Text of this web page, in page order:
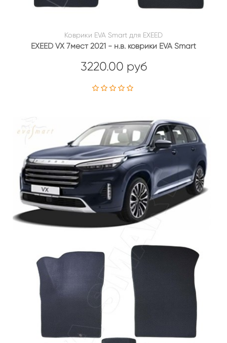
Коврики EVA Smart для EXEED
EXEED VX 7мест 2021 - н.в. коврики EVA Smart
3220.00 руб